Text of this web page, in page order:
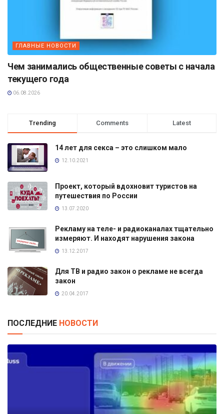
ГЛАВНЫЕ НОВОСТИ
Чем занимались общественные советы с начала
текущего года
06.08.2026
Trending Comments Latest
14 лет для секса – это слишком мало
12.10.2021
Проект, который вдохновит туристов на
путешествия по России
13.07.2020
Рекламу на теле- и радиоканалах тщательно
измеряют. И находят нарушения закона
13.12.2017
Для ТВ и радио закон о рекламе не всегда
закон
20.04.2017
ПОСЛЕДНИЕ НОВОСТИ